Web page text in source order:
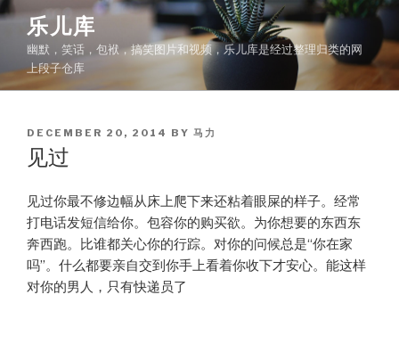
Skip
content
乐儿库
幽默，笑话，包袱，搞笑图片和视频，乐儿库是经过整理归类的网
上段子仓库
POSTED
ON
DECEMBER 20, 2014 BY 马力
见过
见过你最不修边幅从床上爬下来还粘着眼屎的样子。经常
打电话发短信给你。包容你的购买欲。为你想要的东西东
奔西跑。比谁都关心你的行踪。对你的问候总是“你在家
吗”。什么都要亲自交到你手上看着你收下才安心。能这样
对你的男人，只有快递员了